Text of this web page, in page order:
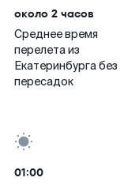
около 2 часов
Среднее время
перелета из
Екатеринбурга без
пересадок
01:00